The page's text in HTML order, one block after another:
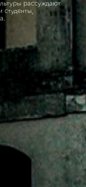
рассуждают